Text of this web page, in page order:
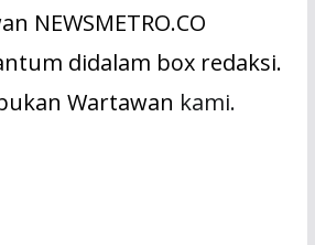
NEWSMETRO.CO
didalam box redaksi.
Wartawan kami.